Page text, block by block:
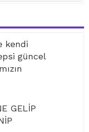
kendi
güncel
GELİP